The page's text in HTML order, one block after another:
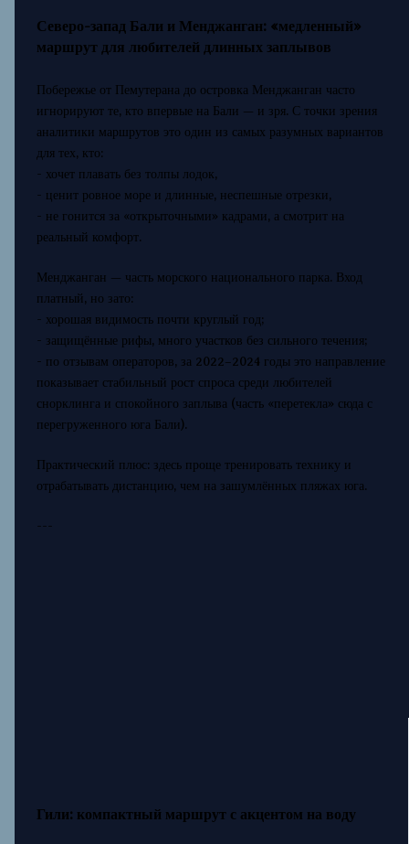
Северо-запад Бали и Менджанган: «медленный»
маршрут для любителей длинных заплывов
Побережье от Пемутерана до островка Менджанган часто
игнорируют те, кто впервые на Бали — и зря. С точки зрения
аналитики маршрутов это один из самых разумных вариантов
для тех, кто:
- хочет плавать без толпы лодок,
- ценит ровное море и длинные, неспешные отрезки,
- не гонится за «открыточными» кадрами, а смотрит на
реальный комфорт.
Менджанган — часть морского национального парка. Вход
платный, но зато:
- хорошая видимость почти круглый год;
- защищённые рифы, много участков без сильного течения;
- по отзывам операторов, за 2022–2024 годы это направление
показывает стабильный рост спроса среди любителей
снорклинга и спокойного заплыва (часть «перетекла» сюда с
перегруженного юга Бали).
Практический плюс: здесь проще тренировать технику и
отрабатывать дистанцию, чем на зашумлённых пляжах юга.
---
Гили: компактный маршрут с акцентом на воду